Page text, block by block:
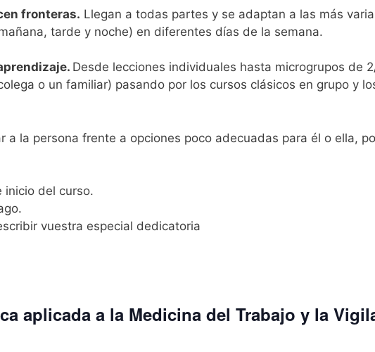
fronteras. Llegan a todas partes y se adaptan a las más
tarde y noche) en diferentes días de la semana.
Desde lecciones individuales hasta microgrupos de
o un familiar) pasando por los cursos clásicos en grupo y
a la persona frente a opciones poco adecuadas para él o ella,
inicio del curso.
vuestra especial dedicatoria
aplicada a la Medicina del Trabajo y la